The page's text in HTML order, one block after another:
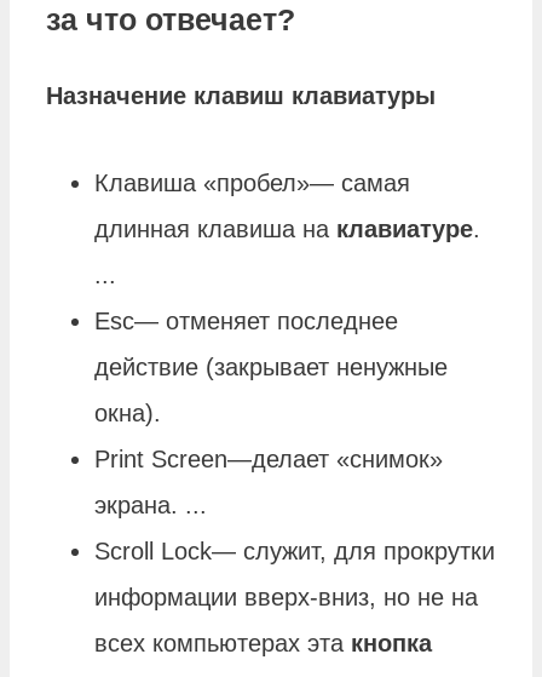
за что отвечает?
Назначение клавиш клавиатуры
Клавиша «пробел»— самая
длинная клавиша на клавиатуре.
...
Esc— отменяет последнее
действие (закрывает ненужные
окна).
Print Screen—делает «снимок»
экрана. ...
Scroll Lock— служит, для прокрутки
информации вверх-вниз, но не на
всех компьютерах эта кнопка